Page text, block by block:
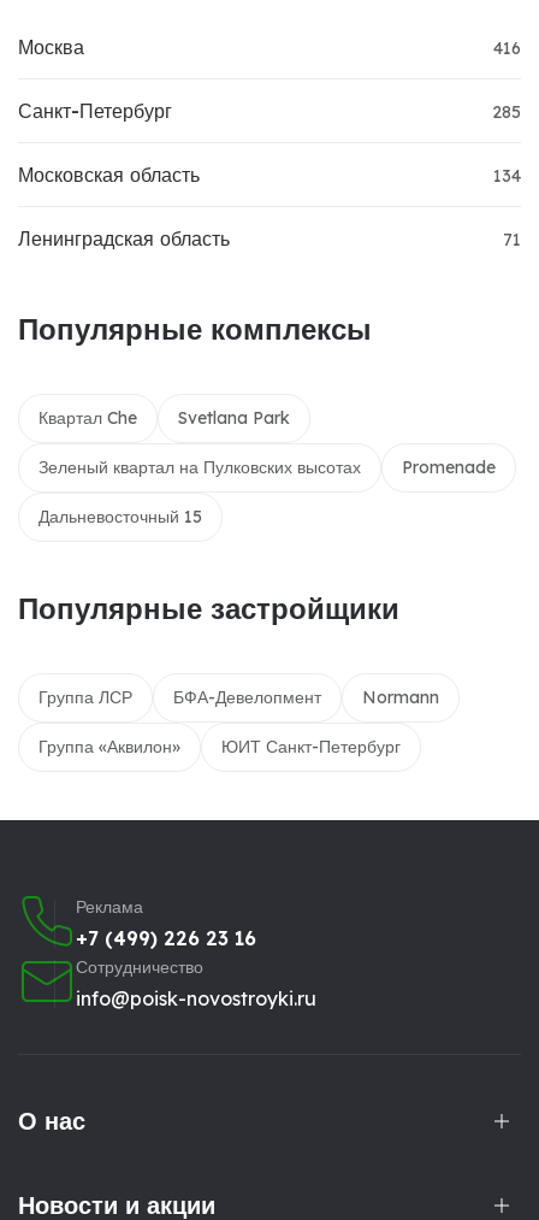
Москва 416
Санкт-Петербург 285
Московская область 134
Ленинградская область 71
Популярные комплексы
Квартал Che Svetlana Park
Зеленый квартал на Пулковских высотах Promenade
Дальневосточный 15
Популярные застройщики
Группа ЛСР БФА-Девелопмент Normann
Группа «Аквилон» ЮИТ Санкт-Петербург
Реклама
+7 (499) 226 23 16
Сотрудничество
info@poisk-novostroyki.ru
О нас
Новости и акции